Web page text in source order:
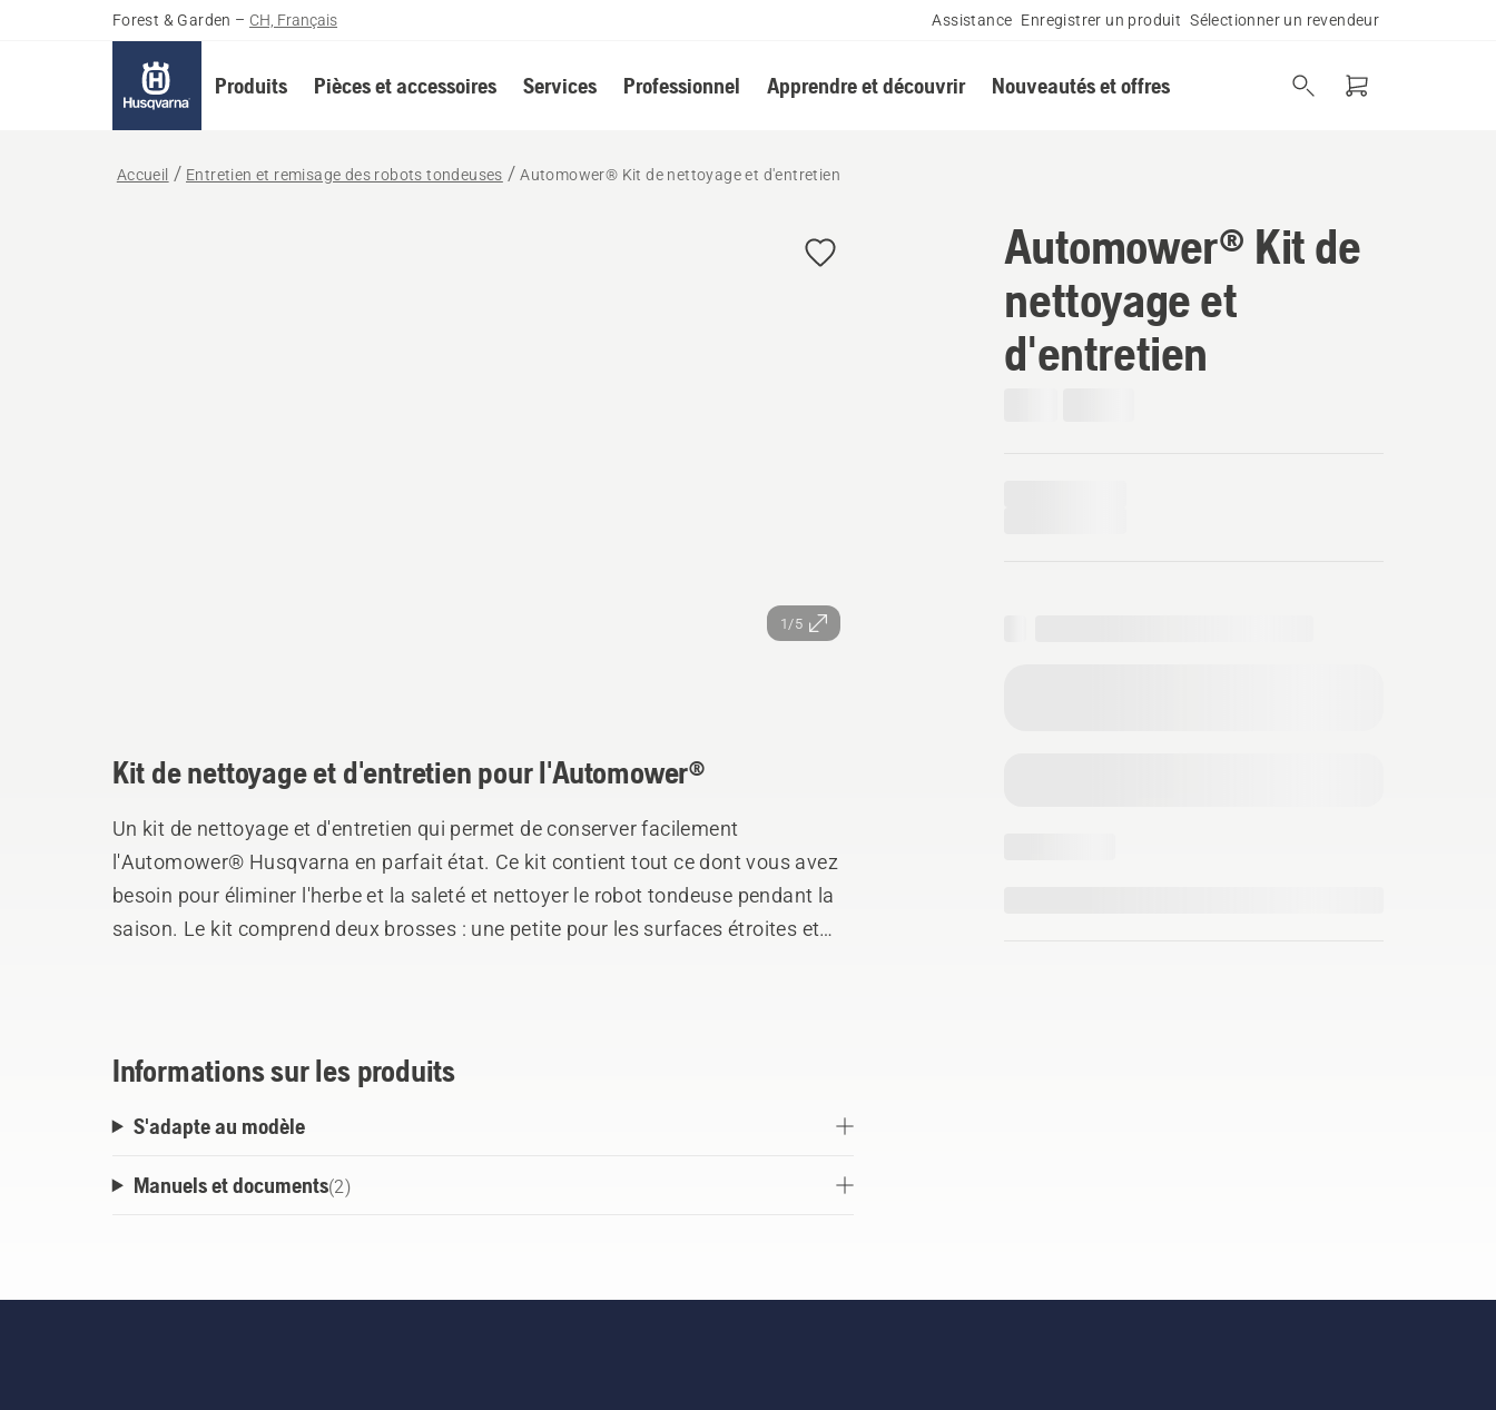
Forest & Garden – CH, Français Assistance Enregistrer un produit Sélectionner un revendeur
Produits Pièces et accessoires Services Professionnel Apprendre et découvrir Nouveautés et offres
Accueil Entretien et remisage des robots tondeuses Automower® Kit de nettoyage et d'entretien
1/5
Automower® Kit de
nettoyage et
d'entretien
Kit de nettoyage et d'entretien pour l'Automower®
Un kit de nettoyage et d'entretien qui permet de conserver facilement
l'Automower® Husqvarna en parfait état. Ce kit contient tout ce dont vous avez
besoin pour éliminer l'herbe et la saleté et nettoyer le robot tondeuse pendant la
saison. Le kit comprend deux brosses : une petite pour les surfaces étroites et
l'organisation des objets essentiels tels que les outils et les lames sont facilités
Informations sur les produits
S'adapte au modèle
Manuels et documents(2)